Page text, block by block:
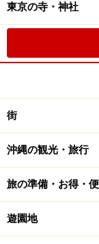
東京の寺・神社
街
沖縄の観光・旅行
旅の準備・お得・
遊園地